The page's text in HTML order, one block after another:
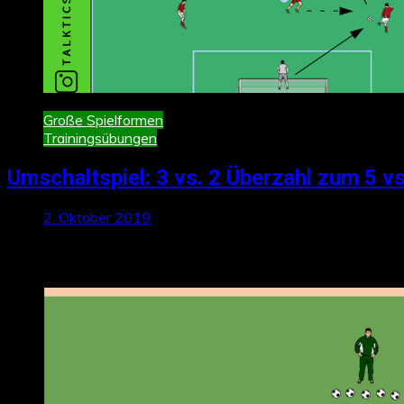
Große Spielformen
Trainingsübungen
Umschaltspiel: 3 vs. 2 Überzahl zum 5
2. Oktober 2019